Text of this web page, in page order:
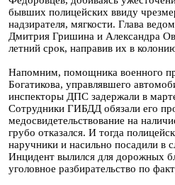
бывших полицейских ввиду
надзирателя, мягкости. Глава
Дмитрия Гришина и Александра
летний срок, направив их в
Напомним, помощника военного
Богатикова, управлявшего
инспекторы ДПС задержали в
Сотрудники ГИБДД обязали его
медосвидетельствование на
грубо отказался. И тогда
наручники и насильно посадили в
Инцидент вылился для дорожных
уголовное разбирательство по